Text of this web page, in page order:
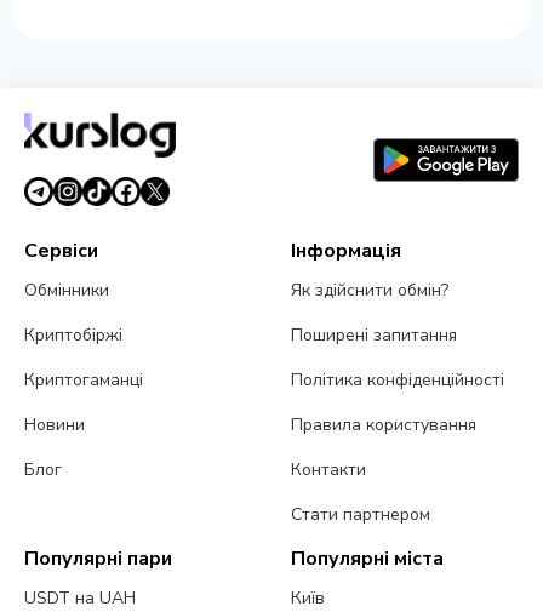
Сервіси
Обмінники
Криптобіржі
Криптогаманці
Новини
Блог
Інформація
Як здійснити обмін?
Поширені запитання
Політика конфіденційності
Правила користування
Контакти
Стати партнером
Популярні пари
USDT на UAH
Популярні міста
Київ